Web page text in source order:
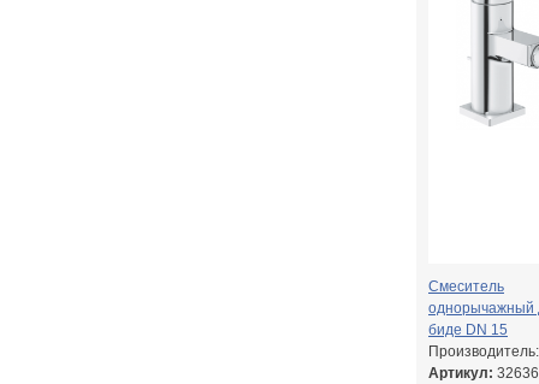
Смеситель
однорычажный
биде DN 15
Артикул: